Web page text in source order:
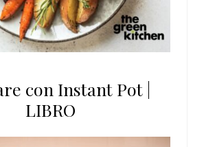
con Instant Pot |
LIBRO